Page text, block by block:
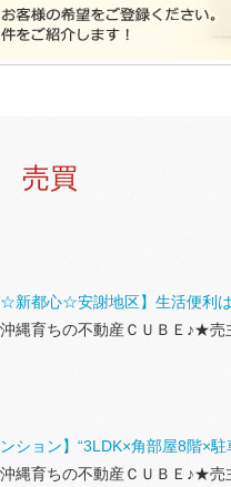
売買
☆新都心☆安謝地区】生活便利
縄育ちの不動産ＣＵＢＥ♪★
ション】“3LDK×角部屋8階×駐
縄育ちの不動産ＣＵＢＥ♪★